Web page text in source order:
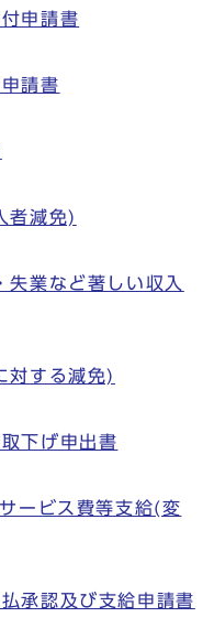
申請書
請書
者減免)
業など著しい収入
対する減免)
下げ申出書
ービス費等支給(変
承認及び支給申請書